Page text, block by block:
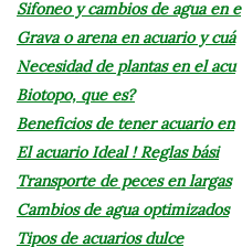
Sifoneo y cambios de agua en e
Grava o arena en acuario y cuá
Necesidad de plantas en el acu
Biotopo, que es?
Beneficios de tener acuario en
El acuario Ideal ! Reglas bási
Transporte de peces en largas
Cambios de agua optimizados
Tipos de acuarios dulce